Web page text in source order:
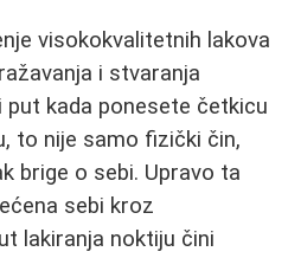
visokokvalitetnih lakova
i stvaranja
put kada ponesete četkicu
to nije samo fizički čin,
brige o sebi. Upravo ta
sebi kroz
lakiranja noktiju čini